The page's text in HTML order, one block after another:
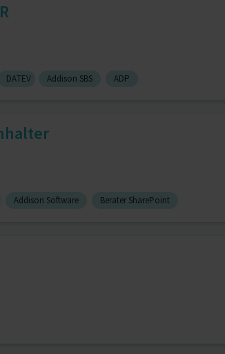
DATEV Addison SBS ADP
Addison Software Berater SharePoint